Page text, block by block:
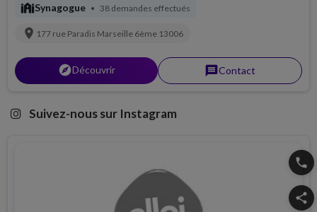
synagogueSynagogue • 38 demandes effectués
location_on 177 rue Paradis Marseille 6ème 13006
explorerDécouvrir messageContact
Suivez-nous sur Instagram
phone
share